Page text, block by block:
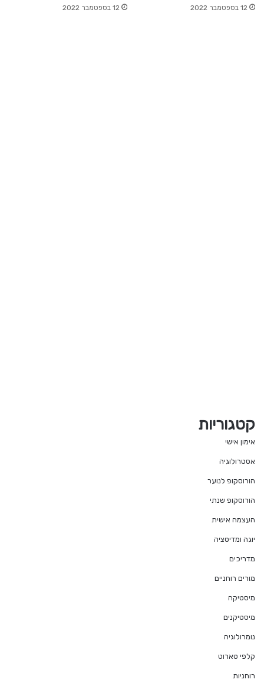
12 בספטמבר 2022 12 בספטמבר 2022
קטגוריות
אימון אישי
אסטרולוגיה
הורוסקופ לנוער
הורוסקופ שנתי
העצמה אישית
יוגה ומדיטציה
מדריכים
מורים רוחניים
מיסטיקה
מיסטיקנים
נומרולוגיה
קלפי טארוט
רוחניות